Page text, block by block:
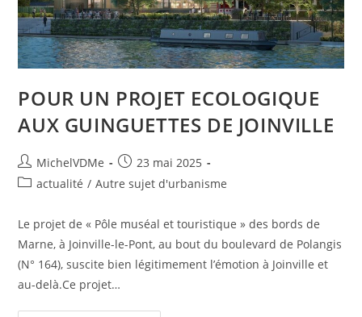
POUR UN PROJET ECOLOGIQUE
AUX GUINGUETTES DE JOINVILLE
MichelVDMe
23 mai 2025
actualité / Autre sujet d'urbanisme
Le projet de « Pôle muséal et touristique » des bords de
Marne, à Joinville-le-Pont, au bout du boulevard de Polangis
(N° 164), suscite bien légitimement l’émotion à Joinville et
au-delà.Ce projet…